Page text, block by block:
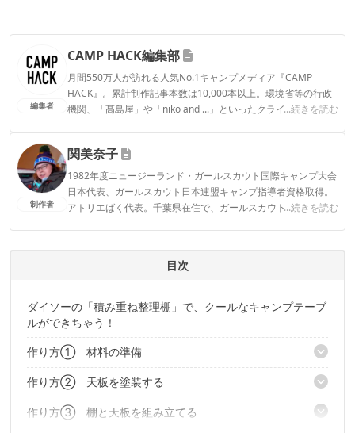
編集者
CAMP HACK編集部
月間550万人が訪れる人気No.1キャンプメディア『CAMP
HACK』。累計制作記事本数は10,000本以上。環境省等の行政
機関、「髙島屋」や「niko and ...」といったクライアントとの
...続きを読む
CAMP HACK編集部のプロフィール
制作者
関美奈子
1982年度ニュージーランド・ガールスカウト国際キャンプ大会
日本代表、ガールスカウト日本連盟キャンプ指導者資格取得。
アトリエばく代表。千葉県在住で、ガールスカウトの野営訓練
...続きを読む
関美奈子のプロフィール
目次
ダイソーの「積み重ね整理棚」で、クールなキャンプテーブ
ルができちゃう！
作り方① 材料の準備
「積み重ね整理棚」を塗装する
「桐すのこ」をバラす
サンドペーパーをかける
作り方② 天板を塗装する
すのこ本体を塗装する
作り方③ 棚と天板を組み立てる